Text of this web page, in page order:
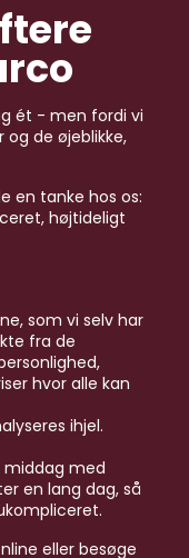
ét - men fordi vi
og de øjeblikke,
en tanke hos os:
højtideligt
som vi selv har
fra de
hvor alle kan
ihjel.
middag med
en lang dag, så
eller besøge